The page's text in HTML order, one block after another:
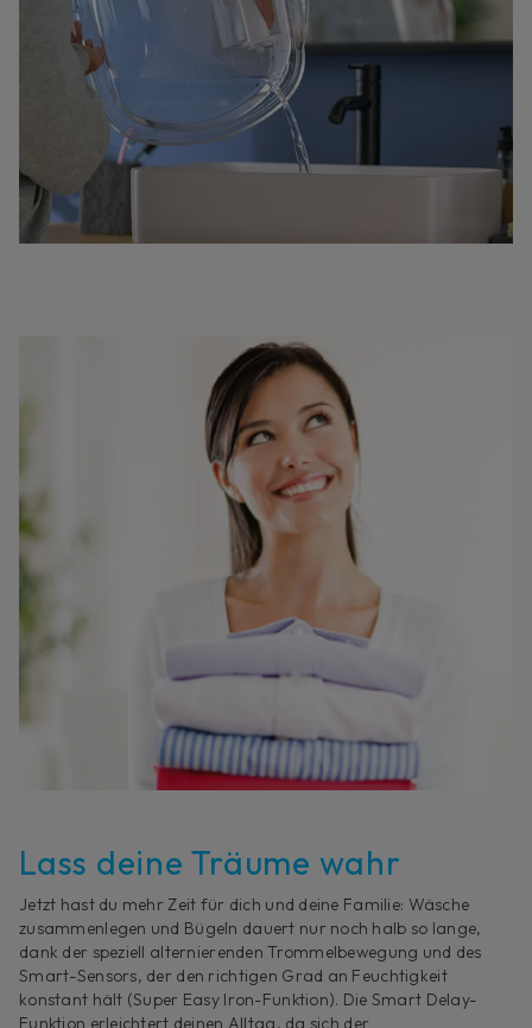
Lass deine Träume wahr
Jetzt hast du mehr Zeit für dich und deine Familie: Wäsche
zusammenlegen und Bügeln dauert nur noch halb so lange,
dank der speziell alternierenden Trommelbewegung und des
Smart-Sensors, der den richtigen Grad an Feuchtigkeit
konstant hält (Super Easy Iron-Funktion). Die Smart Delay-
Funktion erleichtert deinen Alltag, da sich der